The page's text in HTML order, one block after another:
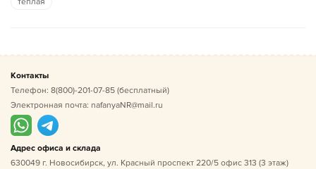
Контакты
Телефон: 8(800)-201-07-85 (бесплатный)
Электронная почта: nafanyaNR@mail.ru
Адрес офиса и склада
630049 г. Новосибирск, ул. Красный проспект 220/5 офис 313 (3 этаж)